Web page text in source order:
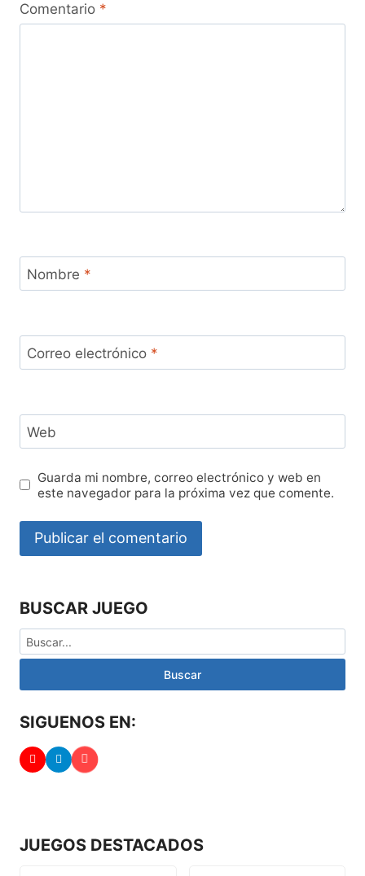
Comentario *
Nombre *
Correo electrónico *
Web
Guarda mi nombre, correo electrónico y web en
este navegador para la próxima vez que comente.
BUSCAR JUEGO
Buscar
SIGUENOS EN:
JUEGOS DESTACADOS